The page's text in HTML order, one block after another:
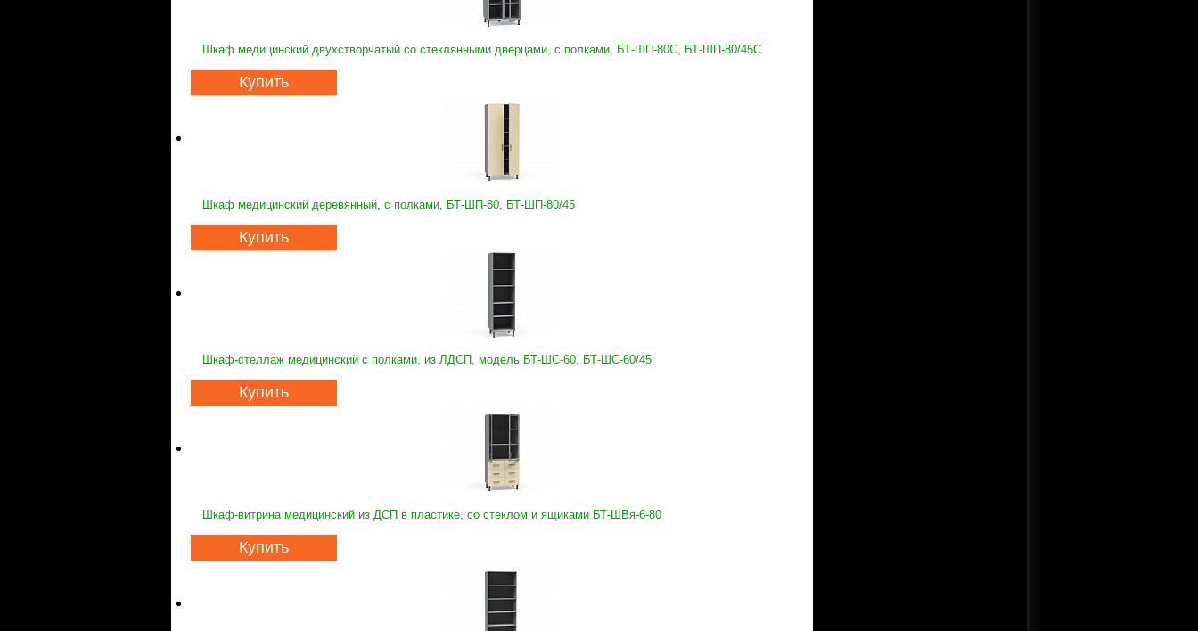
Шкаф медицинский двухстворчатый со стеклянными дверцами, с полками, БТ-ШП-80С, БТ-ШП-80/45С
Купить
Шкаф медицинский деревянный, с полками, БТ-ШП-80, БТ-ШП-80/45
Купить
Шкаф-стеллаж медицинский с полками, из ЛДСП, модель БТ-ШС-60, БТ-ШC-60/45
Купить
Шкаф-витрина медицинский из ДСП в пластике, со стеклом и ящиками БТ-ШВя-6-80
Купить